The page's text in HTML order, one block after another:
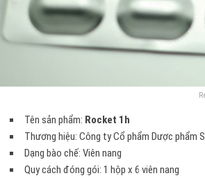
Tên sản phẩm: Rocket 1h
Thương hiệu: Công ty Cổ phẩm Dược phẩm
Dạng bào chế: Viên nang
Quy cách đóng gói: 1 hộp x 6 viên nang